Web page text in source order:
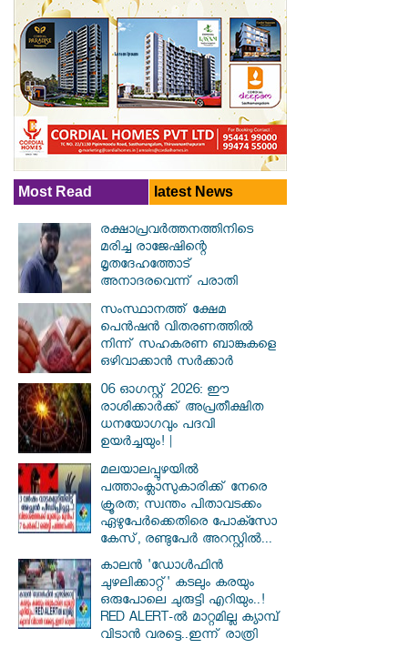
Most Read latest News
രക്ഷാപ്രവര്‍ത്തനത്തിനിടെ
മരിച്ച രാജേഷിന്റെ
മൃതദേഹത്തോട്
അനാദരവെന്ന് പരാതി
സംസ്ഥാനത്ത് ക്ഷേമ
പെൻഷൻ വിതരണത്തിൽ
നിന്ന് സഹകരണ ബാങ്കുകളെ
ഒഴിവാക്കാൻ സർക്കാർ
06 ഓഗസ്റ്റ് 2026: ഈ
രാശിക്കാർക്ക് അപ്രതീക്ഷിത
ധനയോഗവും പദവി
ഉയർച്ചയും! |
മലയാലപ്പുഴയിൽ
പത്താംക്ലാസുകാരിക്ക് നേരെ
ക്രൂരത; സ്വന്തം പിതാവടക്കം
ഏഴുപേർക്കെതിരെ പോക്സോ
കേസ്, രണ്ടുപേർ അറസ്റ്റിൽ...
കാലൻ 'ഡോൾഫിൻ
ചുഴലിക്കാറ്റ്' കടലും കരയും
ഒരുപോലെ ചുരുട്ടി എറിയും..!
RED ALERT-ൽ മാറ്റമില്ല ക്യാമ്പ്
വിടാൻ വരട്ടെ..ഇന്ന് രാത്രി